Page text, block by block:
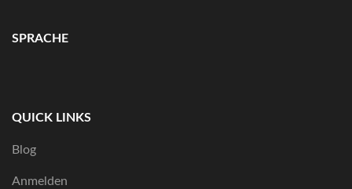
SPRACHE
QUICK LINKS
Blog
Anmelden